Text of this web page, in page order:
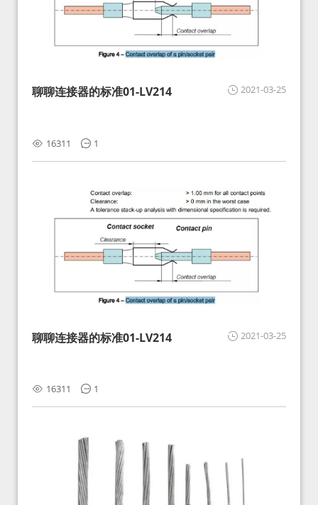
2021-03-25
聊聊连接器的标准01-LV214
16311 1
2021-03-25
聊聊连接器的标准01-LV214
16311 1